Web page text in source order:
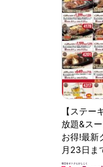
【ステ
放題&ス
お得!最新
月23日ま